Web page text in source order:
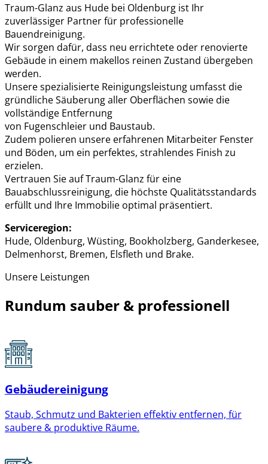
Traum-Glanz aus Hude bei Oldenburg ist Ihr
zuverlässiger Partner für professionelle
Bauendreinigung.
Wir sorgen dafür, dass neu errichtete oder renovierte
Gebäude in einem makellos reinen Zustand übergeben
werden.
Unsere spezialisierte Reinigungsleistung umfasst die
gründliche Säuberung aller Oberflächen sowie die
vollständige Entfernung
von Fugenschleier und Baustaub.
Zudem polieren unsere erfahrenen Mitarbeiter Fenster
und Böden, um ein perfektes, strahlendes Finish zu
erzielen.
Vertrauen Sie auf Traum-Glanz für eine
Bauabschlussreinigung, die höchste Qualitätsstandards
erfüllt und Ihre Immobilie optimal präsentiert.
Serviceregion:
Hude, Oldenburg, Wüsting, Bookholzberg, Ganderkesee,
Delmenhorst, Bremen, Elsfleth und Brake.
Unsere Leistungen
Rundum sauber & professionell
Gebäudereinigung
Staub, Schmutz und Bakterien effektiv entfernen, für
saubere & produktive Räume.